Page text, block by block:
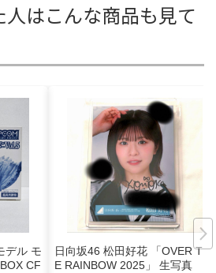
人はこんな商品も見て
デル モ
CF
日向坂46 松田好花 「OVER TH
E RAINBOW 2025」 生写真